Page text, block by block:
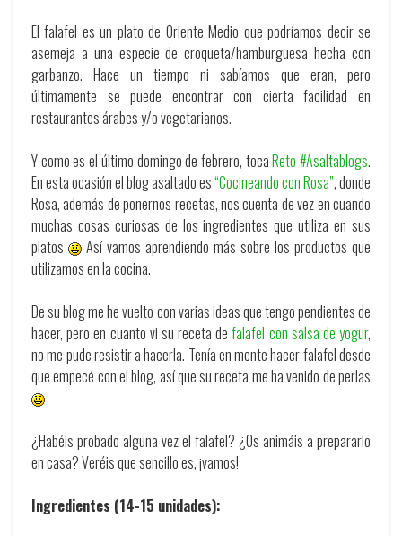
El falafel es un plato de Oriente Medio que podríamos decir se
asemeja a una especie de croqueta/hamburguesa hecha con
garbanzo. Hace un tiempo ni sabíamos que eran, pero
últimamente se puede encontrar con cierta facilidad en
restaurantes árabes y/o vegetarianos.
Y como es el último domingo de febrero, tocaReto #Asaltablogs.
En esta ocasión el blog asaltado es“Cocineando con Rosa”, donde
Rosa, además de ponernos recetas, nos cuenta de vez en cuando
muchas cosas curiosas de los ingredientes que utiliza en sus
platos
Así vamos aprendiendo más sobre los productos que
utilizamos en la cocina.
De su blog me he vuelto con varias ideas que tengo pendientes de
hacer, pero en cuanto vi su receta defalafel con salsa de yogur,
no me pude resistir a hacerla. Tenía en mente hacer falafel desde
que empecé con el blog, así que su receta me ha venido de perlas
¿Habéis probado alguna vez el falafel? ¿Os animáis a prepararlo
en casa? Veréis que sencillo es, ¡vamos!
Ingredientes (14-15 unidades):